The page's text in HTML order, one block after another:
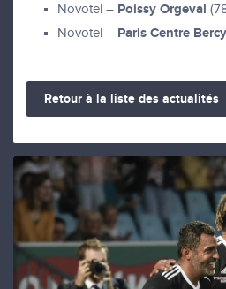
Novotel – Poissy Orgeval
Novotel – Paris Centre Bercy
Retour à la liste des actualités